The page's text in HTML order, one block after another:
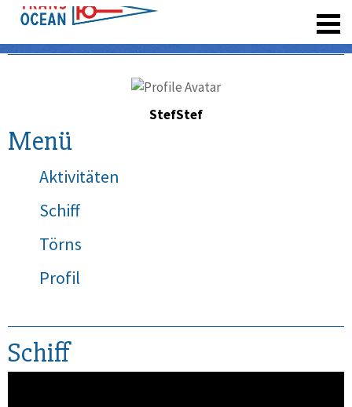
StefStef
Menü
Aktivitäten
Schiff
Törns
Profil
Schiff